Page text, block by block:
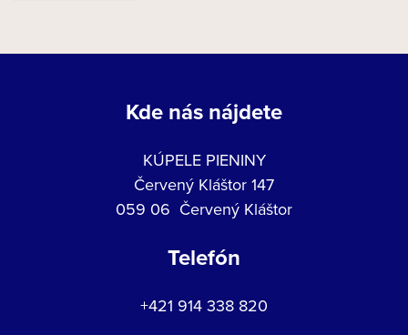
Kde nás nájdete
KÚPELE PIENINY
Červený Kláštor 147
059 06 Červený Kláštor
Telefón
+421 914 338 820